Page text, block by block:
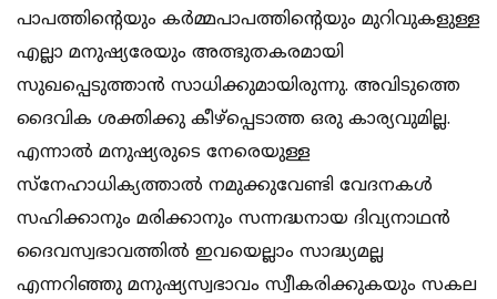
പാപത്തിന്‍റെയും കര്‍മ്മപാപത്തിന്‍റെയും മുറിവുകളുള്ള
എല്ലാ മനുഷ്യരേയും അത്ഭുതകരമായി
സുഖപ്പെടുത്താന്‍ സാധിക്കുമായിരുന്നു. അവിടുത്തെ
ദൈവിക ശക്തിക്കു കീഴ്പ്പെടാത്ത ഒരു കാര്യവുമില്ല.
എന്നാല്‍ മനുഷ്യരുടെ നേരെയുള്ള
സ്നേഹാധിക്യത്താല്‍ നമുക്കുവേണ്ടി വേദനകള്‍
സഹിക്കാനും മരിക്കാനും സന്നദ്ധനായ ദിവ്യനാഥന്‍
ദൈവസ്വഭാവത്തില്‍ ഇവയെല്ലാം സാദ്ധ്യമല്ല
എന്നറിഞ്ഞു മനുഷ്യസ്വഭാവം സ്വീകരിക്കുകയും സകല